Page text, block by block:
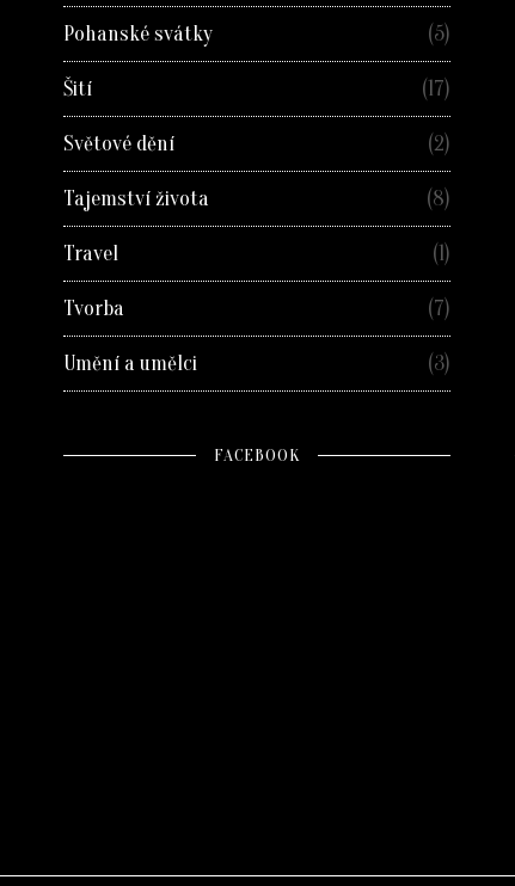
Pohanské svátky (5)
Šití (17)
Světové dění (2)
Tajemství života (8)
Travel (1)
Tvorba (7)
Umění a umělci (3)
FACEBOOK